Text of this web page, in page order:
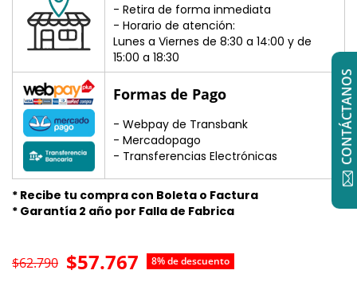
- Retira de forma inmediata
- Horario de atención:
Lunes a Viernes de 8:30 a 14:00 y de
15:00 a 18:30
Formas de Pago
- Webpay de Transbank
- Mercadopago
- Transferencias Electrónicas
* Recibe tu compra con Boleta o Factura
* Garantía 2 año por Falla de Fabrica
$57.767 8% de descuento
$62.790
CONTÁCTANOS